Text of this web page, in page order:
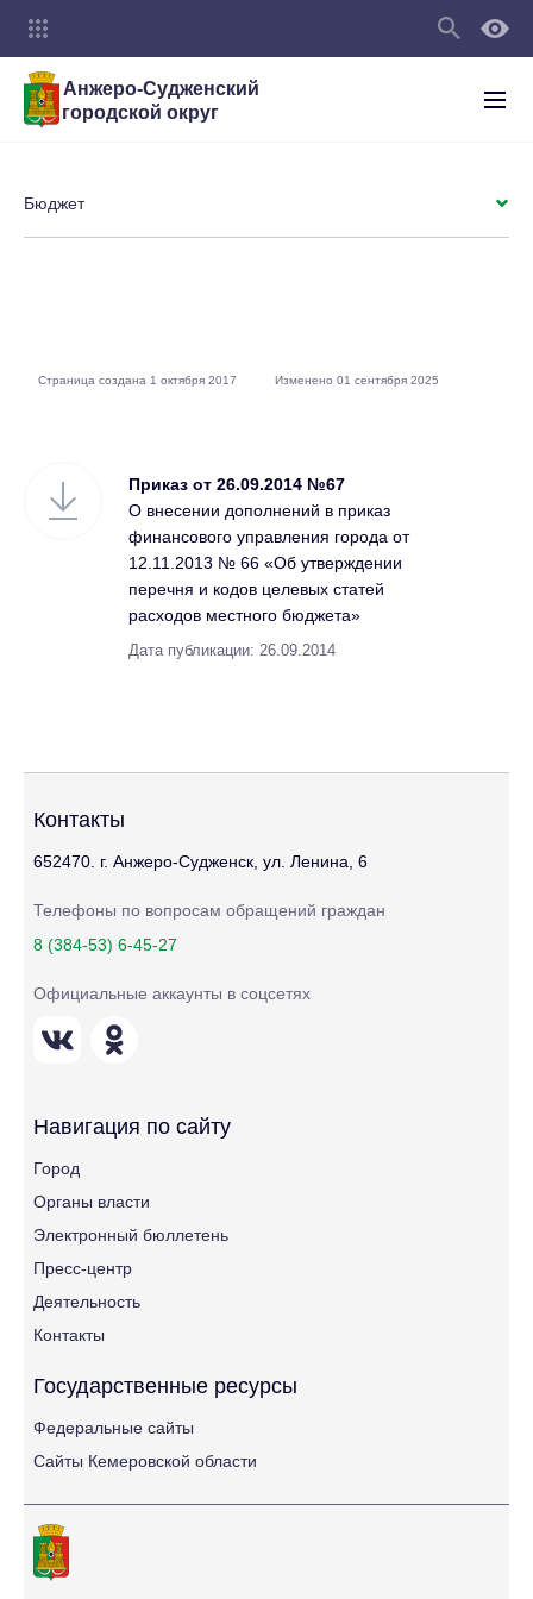
Анжеро-Судженский
городской округ
Приказ от 26.09.2014 №67
О внесении дополнений в приказ
финансового управления города от
12.11.2013 № 66 «Об утверждении
перечня и кодов целевых статей
расходов местного бюджета»
Дата публикации: 26.09.2014
Бюджет
Страница создана 1 октября 2017 Изменено 01 сентября 2025
Контакты
652470. г. Анжеро-Судженск, ул. Ленина, 6
Телефоны по вопросам обращений граждан
8 (384-53) 6-45-27
Официальные аккаунты в соцсетях
Навигация по сайту
Город
Органы власти
Электронный бюллетень
Пресс-центр
Деятельность
Контакты
Государственные ресурсы
Федеральные сайты
Сайты Кемеровской области